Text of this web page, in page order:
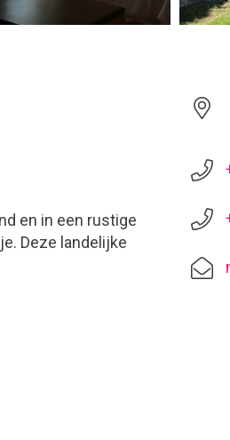
en in een rustige
Deze landelijke